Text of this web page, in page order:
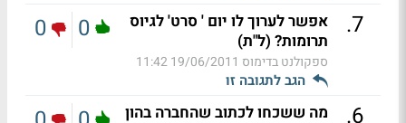
7
.
אפשר לערוך לו יום ' סרט' לגיוס
תרומות? (ל"ת)
ספקולנט בדימוס 19/06/2011 11:42
הגב לתגובה זו
0
0
6
.
מה ששכחו לכתוב שהחברה בהון